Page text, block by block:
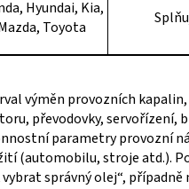
Hyundai, Kia,
Toyota
výměn provozních kapalin,
převodovky, servořízení,
parametry provozní
(automobilu, stroje atd.).
vybrat správný olej“,